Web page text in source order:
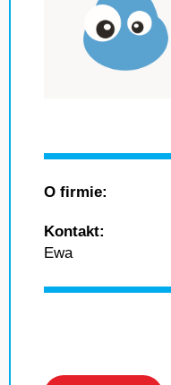
O firmie:
Kontakt:
Ewa